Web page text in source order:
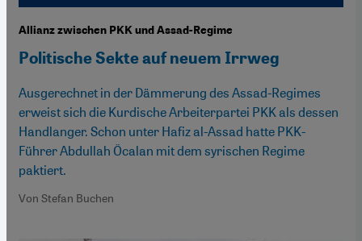
Allianz zwischen PKK und Assad-Regime
Politische Sekte auf neuem Irrweg
Ausgerechnet in der Dämmerung des Assad-Regimes
erweist sich die Kurdische Arbeiterpartei PKK als dessen
Handlanger. Schon unter Hafiz al-Assad hatte PKK-
Führer Abdullah Öcalan mit dem syrischen Regime
paktiert.
Von Stefan Buchen